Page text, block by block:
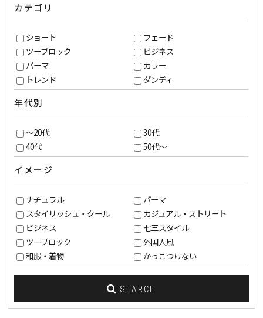
カテゴリ
ショート
フェード
ツーブロック
ビジネス
パーマ
カラー
トレンド
ダンディ
年代別
～20代
30代
40代
50代～
イメージ
ナチュラル
パーマ
スタイリッシュ・クール
カジュアル・ストリート
ビジネス
七三スタイル
ツーブロック
外国人風
和服・着物
かっこつけない
SEARCH